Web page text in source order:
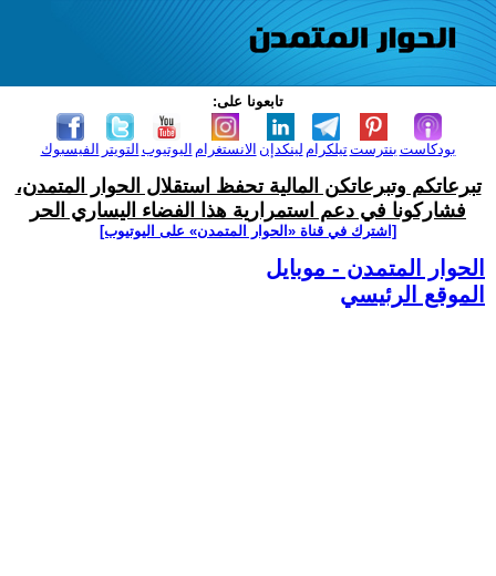
تابعونا على:
الفيسبوك التويتر اليوتيوب الانستغرام لينكدإن تيلكرامبنترست بودكاست
تبرعاتكم وتبرعاتكن المالية تحفظ استقلال الحوار المتمدن،
فشاركونا في دعم استمرارية هذا الفضاء اليساري الحر
[اشترك في قناة ‫«الحوار المتمدن» على اليوتيوب]
الحوار المتمدن - موبايل
الموقع الرئيسي